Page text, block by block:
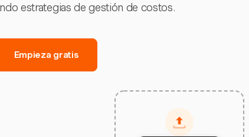
estrategias de gestión de costos.
Empieza gratis